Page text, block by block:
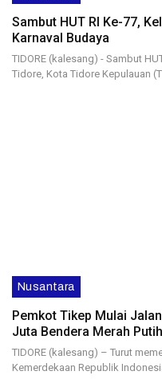
Sambut HUT RI Ke-77,
Karnaval Budaya
TIDORE (kalesang) - Sambut
Tidore, Kota Tidore Kepulauan
Nusantara
Pemkot Tikep Mulai
Juta Bendera Merah Putih
TIDORE (kalesang) – Turut
Kemerdekaan Republik